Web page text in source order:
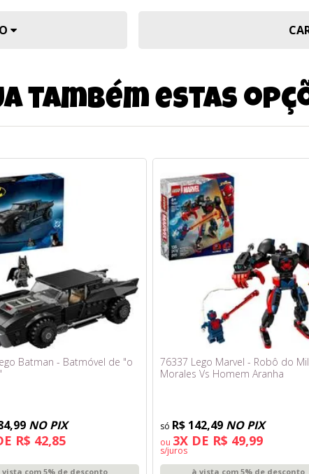
também estas
Batman - Batmóvel de "o
NO PIX
R$ 42,85
vista com 5% de desconto
76337 Lego Marvel - Robô do
Morales Vs Homem Aranha
R$ 142,49 NO PIX
ou 3X DE R$ 49,99
s/juros
à vista com 5% de desconto